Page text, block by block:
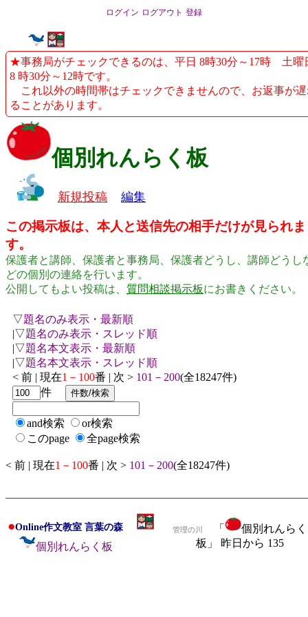
ログイン ログアウト 登録
★事務局がチェックできるのは、平日 8時30分～17時 土曜
8 時30分～12時です。
これ以外の時間帯はチェックできませんので、お返事が
ることがあります。
個別れんらく板
新規投稿 編集
この掲示板は、本人と送信先の相手だけが見られま
す。
保護者と講師、保護者と事務局、保護者どうし、講師どうし
どの個別の連絡を行います。
公開してもよい投稿は、 質問相談掲示板にお書きください。
▽題名のみ表示・最新順
|▽題名のみ表示・スレッド順
|▽題名本文表示・最新順
|▽題名本文表示・スレッド順
< 前 | 現在1－100番 | 次 > 101－200(全18247件)
件
and検索
or検索
このpage
全page検索
< 前 | 現在1－100番 | 次 > 101－200(全18247件)
●Online作文教室 言葉の森
個別れんらく板
管理の川 「
個別れんらく
板」 昨日から 135